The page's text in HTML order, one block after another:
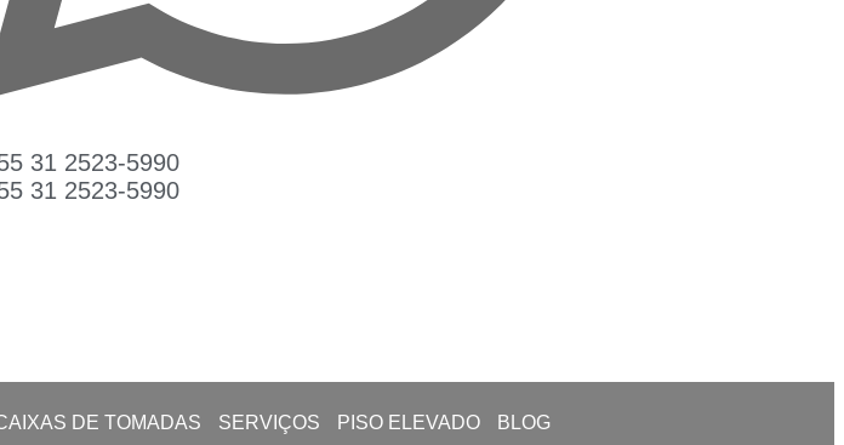
31 2523-5990
31 2523-5990
DE TOMADAS SERVIÇOS PISO ELEVADO BLOG